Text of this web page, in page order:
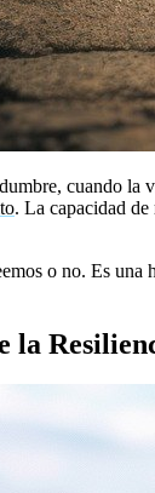
cuando la
. La capacidad
o no. Es
la